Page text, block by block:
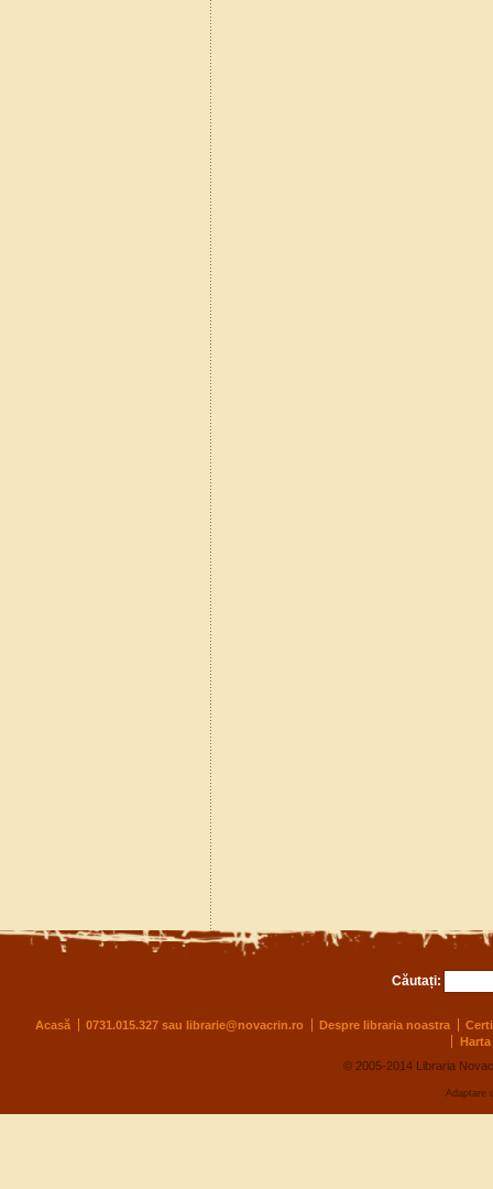
Căutați:
Acasă 0731.015.327 sau librarie@novacrin.ro Despre libraria noastra
© 2005-2014 Libraria
Adaptare